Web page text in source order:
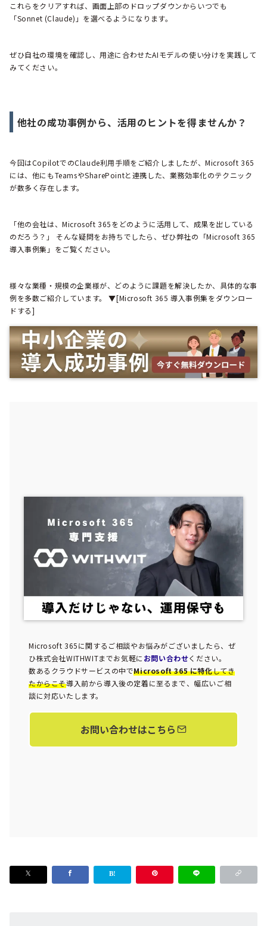
これらをクリアすれば、画面上部のドロップダウンからいつでも
「Sonnet (Claude)」を選べるようになります。
ぜひ自社の環境を確認し、用途に合わせたAIモデルの使い分けを実践して
みてください。
他社の成功事例から、活用のヒントを得ませんか？
今回はCopilotでのClaude利用手順をご紹介しましたが、Microsoft 365
には、他にもTeamsやSharePointと連携した、業務効率化のテクニック
が数多く存在します。
「他の会社は、Microsoft 365をどのように活用して、成果を出している
のだろう？」 そんな疑問をお持ちでしたら、ぜひ弊社の「Microsoft 365
導入事例集」をご覧ください。
様々な業種・規模の企業様が、どのように課題を解決したか、具体的な事
例を多数ご紹介しています。 ▼[Microsoft 365 導入事例集をダウンロー
ドする]
Microsoft 365に関するご相談やお悩みがございましたら、ぜ
ひ株式会社WITHWITまでお気軽に お問い合わせください。
数あるクラウドサービスの中でMicrosoft 365 に特化してき
たからこそ導入前から導入後の定着に至るまで、幅広いご相
談に対応いたします。
お問い合わせはこちら